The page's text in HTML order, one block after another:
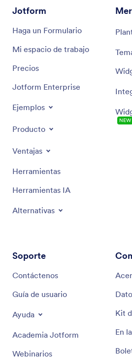
Jotform
Haga un Formulario
Mi espacio de trabajo
Precios
Jotform Enterprise
Ejemplos
Producto
Ventajas
Herramientas
Herramientas IA
Alternativas
NEW
Soporte
Contáctenos
Guía de usuario
Ayuda
Academia Jotform
Webinarios
Kit
En